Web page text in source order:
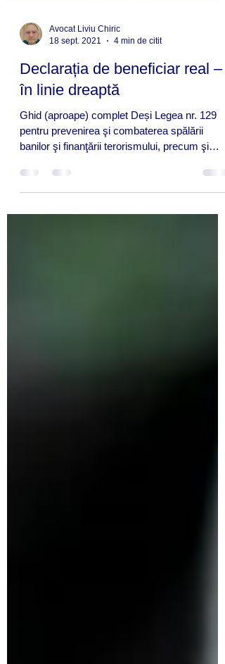
Avocat Liviu Chiric
18 sept. 2021
4 min de citit
Declarația de beneficiar real –
în linie dreaptă
Ghid (aproape) complet Deși Legea nr. 129
banilor şi finanţării terorismului, precum şi
pentru...